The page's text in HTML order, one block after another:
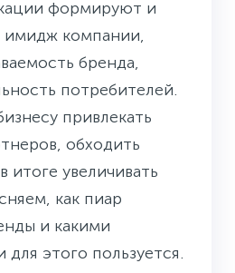
формируют и
компании,
бренда,
потребителей.
привлекать
обходить
итоге увеличивать
как пиар
и какими
этого пользуется.